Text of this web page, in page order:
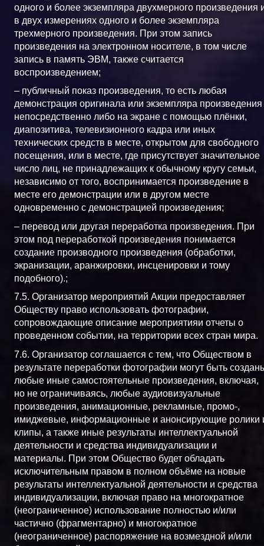
одного и более экземпляра двухмерного произведения
в двух измерениях одного и более экземпляра
трехмерного произведения. При этом запись
произведения на электронном носителе, в том числе
запись в память ЭВМ, также считается
воспроизведением;
– публичный показ произведения, то есть любая
демонстрация оригинала или экземпляра произведения
непосредственно либо на экране с помощью плёнки,
диапозитива, телевизионного кадра или иных
технических средств в месте, открытом для свободного
посещения, или в месте, где присутствует значительное
число лиц, не принадлежащих к обычному кругу семьи,
независимо от того, воспринимается произведение в
месте его демонстрации или в другом месте
одновременно с демонстрацией произведения;
– перевод или другая переработка произведения. При
этом под переработкой произведения понимается
создание производного произведения (обработки,
экранизации, аранжировки, инсценировки и тому
подобного).;
7.5. Организатор мероприятий Акции предоставляет
Обществу право использовать фотографии,
сопровождающие описание мероприятияи отчеты о
проведенном событии, на территории всех стран мира.
7.6. Организатор соглашается с тем, что Обществом в
результате переработки фотографии могут быть
любые иные самостоятельные произведения, включая,
но не ограничиваясь, любые аудиовизуальные
произведения, анимационные, рекламные, промо-,
имиджевые, информационные и анонсирующие ролики
клипы, а также иные результаты интеллектуальной
деятельности и средства индивидуализации и
материалы. При этом Общество будет обладать
исключительным правом в полном объёме на новые
результаты интеллектуальной деятельности и средства
индивидуализации, включая право на многократное
(неограниченное) использование полностью и/или
частично (фрагментарно) и многократное
(неограниченное) распоряжение на возмездной и/или